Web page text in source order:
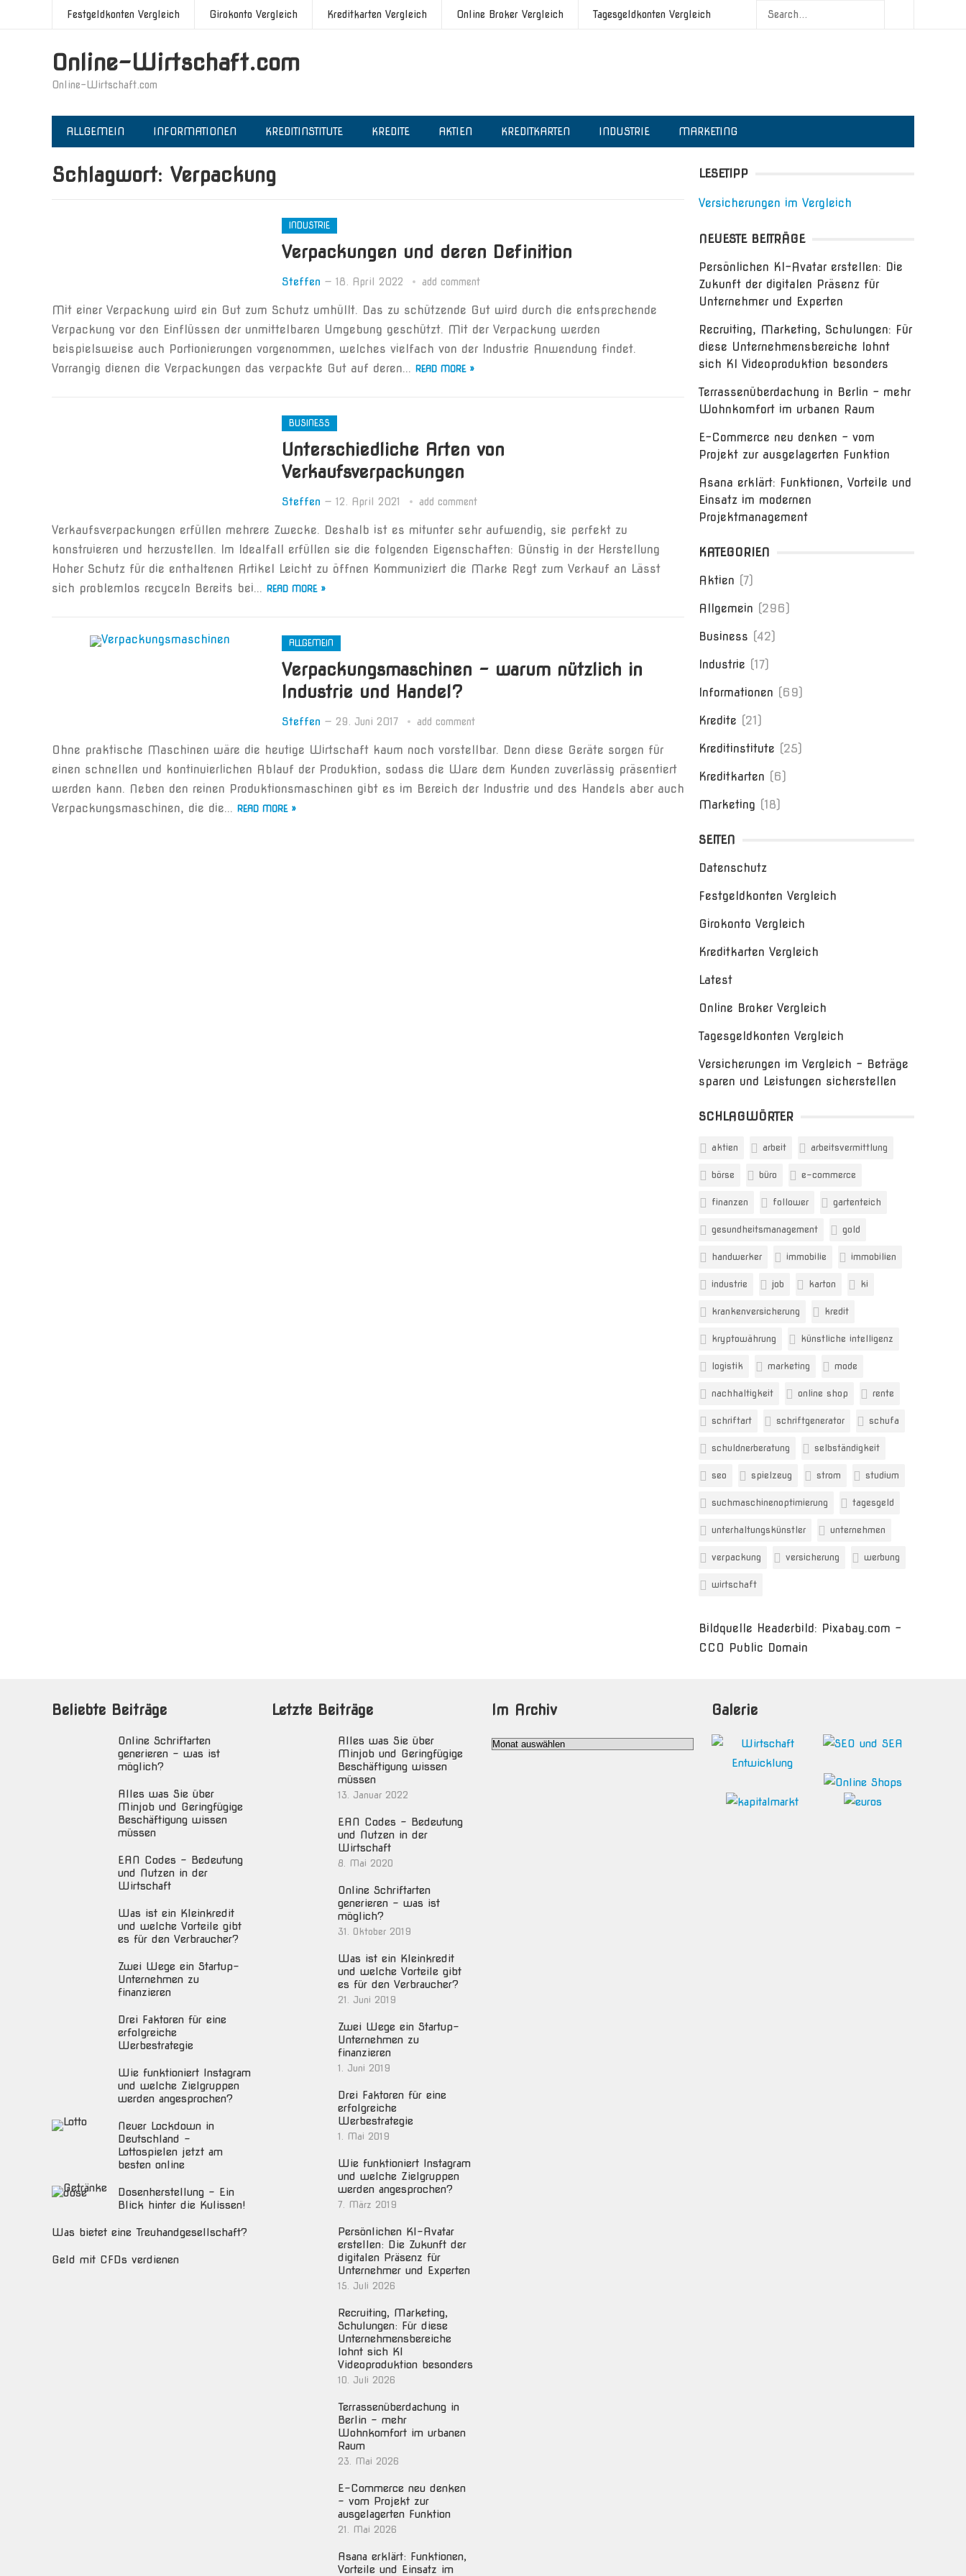
Festgeldkonten Vergleich Girokonto Vergleich Kreditkarten Vergleich Online Broker Vergleich Tagesgeldkonten Vergleich
Online-Wirtschaft.com
Online-Wirtschaft.com
ALLGEMEIN INFORMATIONEN KREDITINSTITUTE KREDITE AKTIEN KREDITKARTEN INDUSTRIE MARKETING
Schlagwort: Verpackung
INDUSTRIE
Verpackungen und deren Definition
Steffen — 18. April 2022 add comment
Mit einer Verpackung wird ein Gut zum Schutz umhüllt. Das zu schützende Gut wird durch die entsprechende
Verpackung vor den Einflüssen der unmittelbaren Umgebung geschützt. Mit der Verpackung werden
beispielsweise auch Portionierungen vorgenommen, welches vielfach von der Industrie Anwendung findet.
Vorrangig dienen die Verpackungen das verpackte Gut auf deren... READ MORE »
BUSINESS
Unterschiedliche Arten von
Verkaufsverpackungen
Steffen — 12. April 2021 add comment
Verkaufsverpackungen erfüllen mehrere Zwecke. Deshalb ist es mitunter sehr aufwendig, sie perfekt zu
konstruieren und herzustellen. Im Idealfall erfüllen sie die folgenden Eigenschaften: Günstig in der Herstellung
Hoher Schutz für die enthaltenen Artikel Leicht zu öffnen Kommuniziert die Marke Regt zum Verkauf an Lässt
sich problemlos recyceln Bereits bei... READ MORE »
ALLGEMEIN
Verpackungsmaschinen – warum nützlich in
Industrie und Handel?
Steffen — 29. Juni 2017 add comment
Ohne praktische Maschinen wäre die heutige Wirtschaft kaum noch vorstellbar. Denn diese Geräte sorgen für
einen schnellen und kontinuierlichen Ablauf der Produktion, sodass die Ware dem Kunden zuverlässig präsentiert
werden kann. Neben den reinen Produktionsmaschinen gibt es im Bereich der Industrie und des Handels aber auch
Verpackungsmaschinen, die die... READ MORE »
LESETIPP
Versicherungen im Vergleich
NEUESTE BEITRÄGE
Persönlichen KI-Avatar erstellen: Die
Zukunft der digitalen Präsenz für
Unternehmer und Experten
Recruiting, Marketing, Schulungen: Für
diese Unternehmensbereiche lohnt
sich KI Videoproduktion besonders
Terrassenüberdachung in Berlin – mehr
Wohnkomfort im urbanen Raum
E-Commerce neu denken – vom
Projekt zur ausgelagerten Funktion
Asana erklärt: Funktionen, Vorteile und
Einsatz im modernen
Projektmanagement
KATEGORIEN
Aktien (7)
Allgemein (296)
Business (42)
Industrie (17)
Informationen (69)
Kredite (21)
Kreditinstitute (25)
Kreditkarten (6)
Marketing (18)
SEITEN
Datenschutz
Festgeldkonten Vergleich
Girokonto Vergleich
Kreditkarten Vergleich
Latest
Online Broker Vergleich
Tagesgeldkonten Vergleich
Versicherungen im Vergleich – Beträge
sparen und Leistungen sicherstellen
SCHLAGWÖRTER
aktien arbeit arbeitsvermittlung
börse büro e-commerce
finanzen follower gartenteich
gesundheitsmanagement gold
handwerker immobilie immobilien
industrie job karton ki
krankenversicherung kredit
kryptowährung künstliche intelligenz
logistik marketing mode
nachhaltigkeit online shop rente
schriftart schriftgenerator schufa
schuldnerberatung selbständigkeit
seo spielzeug strom studium
suchmaschinenoptimierung tagesgeld
unterhaltungskünstler unternehmen
verpackung versicherung werbung
wirtschaft
Bildquelle Headerbild: Pixabay.com -
CC0 Public Domain
Beliebte Beiträge
Online Schriftarten
generieren – was ist
möglich?
Alles was Sie über
Minjob und Geringfügige
Beschäftigung wissen
müssen
EAN Codes – Bedeutung
und Nutzen in der
Wirtschaft
Was ist ein Kleinkredit
und welche Vorteile gibt
es für den Verbraucher?
Zwei Wege ein Startup-
Unternehmen zu
finanzieren
Drei Faktoren für eine
erfolgreiche
Werbestrategie
Wie funktioniert Instagram
und welche Zielgruppen
werden angesprochen?
Neuer Lockdown in
Deutschland –
Lottospielen jetzt am
besten online
Dosenherstellung – Ein
Blick hinter die Kulissen!
Was bietet eine Treuhandgesellschaft?
Geld mit CFDs verdienen
Letzte Beiträge
Alles was Sie über
Minjob und Geringfügige
Beschäftigung wissen
müssen
13. Januar 2022
EAN Codes – Bedeutung
und Nutzen in der
Wirtschaft
8. Mai 2020
Online Schriftarten
generieren – was ist
möglich?
31. Oktober 2019
Was ist ein Kleinkredit
und welche Vorteile gibt
es für den Verbraucher?
21. Juni 2019
Zwei Wege ein Startup-
Unternehmen zu
finanzieren
1. Juni 2019
Drei Faktoren für eine
erfolgreiche
Werbestrategie
1. Mai 2019
Wie funktioniert Instagram
und welche Zielgruppen
werden angesprochen?
7. März 2019
Persönlichen KI-Avatar
erstellen: Die Zukunft der
digitalen Präsenz für
Unternehmer und Experten
15. Juli 2026
Recruiting, Marketing,
Schulungen: Für diese
Unternehmensbereiche
lohnt sich KI
Videoproduktion besonders
10. Juli 2026
Terrassenüberdachung in
Berlin – mehr
Wohnkomfort im urbanen
Raum
23. Mai 2026
E-Commerce neu denken
– vom Projekt zur
ausgelagerten Funktion
21. Mai 2026
Asana erklärt: Funktionen,
Vorteile und Einsatz im
Im Archiv
Im
Galerie